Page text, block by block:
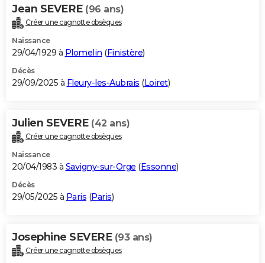
Jean SEVERE (96 ans)
Créer une cagnotte obsèques
Naissance
29/04/1929 à Plomelin (Finistère)
Décès
29/09/2025 à Fleury-les-Aubrais (Loiret)
Julien SEVERE (42 ans)
Créer une cagnotte obsèques
Naissance
20/04/1983 à Savigny-sur-Orge (Essonne)
Décès
29/05/2025 à Paris (Paris)
Josephine SEVERE (93 ans)
Créer une cagnotte obsèques